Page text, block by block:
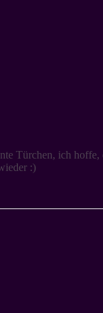
Türchen, ich hoffe,
:)